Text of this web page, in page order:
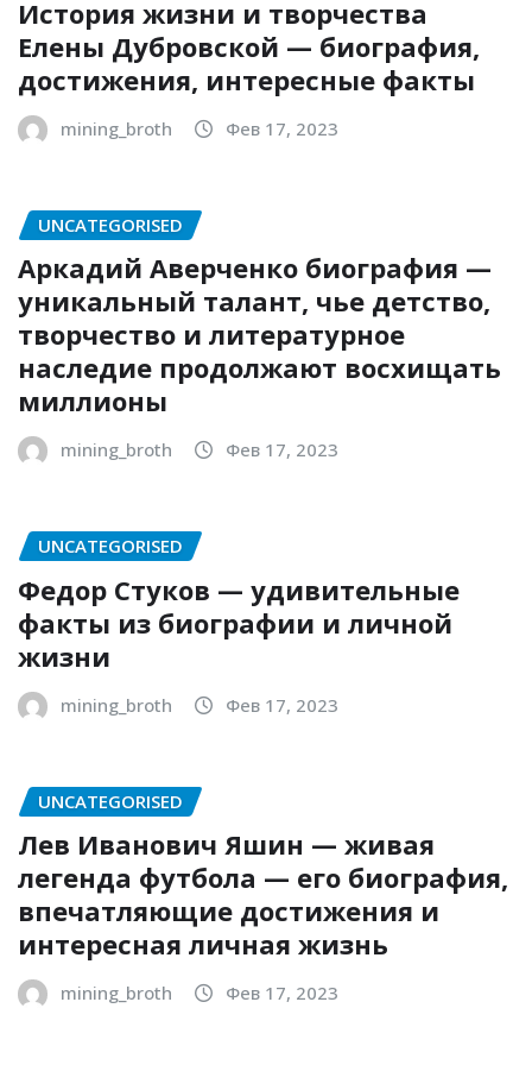
История жизни и творчества
Елены Дубровской — биография,
достижения, интересные факты
mining_broth Фев 17, 2023
UNCATEGORISED
Аркадий Аверченко биография —
уникальный талант, чье детство,
творчество и литературное
наследие продолжают восхищать
миллионы
mining_broth Фев 17, 2023
UNCATEGORISED
Федор Стуков — удивительные
факты из биографии и личной
жизни
mining_broth Фев 17, 2023
UNCATEGORISED
Лев Иванович Яшин — живая
легенда футбола — его биография,
впечатляющие достижения и
интересная личная жизнь
mining_broth Фев 17, 2023